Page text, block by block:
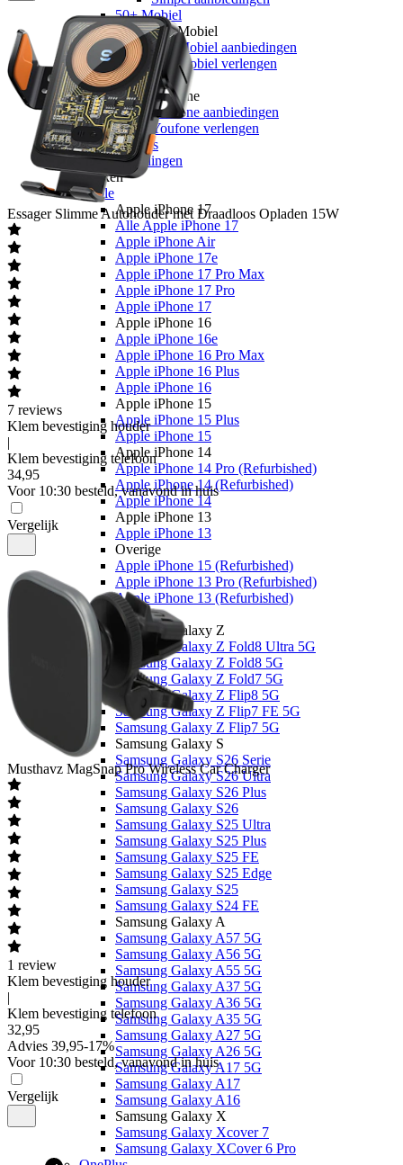
50+ Mobiel
50+ Mobiel
50+ Mobiel aanbiedingen
50+ Mobiel verlengen
Youfone
Youfone
Youfone aanbiedingen
Youfone verlengen
Alle telefoons
Alle aanbiedingen
Merken
Apple
Apple iPhone 17
Alle Apple iPhone 17
Apple iPhone Air
Apple iPhone 17e
Apple iPhone 17 Pro Max
Apple iPhone 17 Pro
Apple iPhone 17
Apple iPhone 16
Apple iPhone 16e
Apple iPhone 16 Pro Max
Apple iPhone 16 Plus
Apple iPhone 16
Apple iPhone 15
Apple iPhone 15 Plus
Apple iPhone 15
Apple iPhone 14
Apple iPhone 14 Pro (Refurbished)
Apple iPhone 14 (Refurbished)
Apple iPhone 14
Apple iPhone 13
Apple iPhone 13
Overige
Apple iPhone 15 (Refurbished)
Apple iPhone 13 Pro (Refurbished)
Apple iPhone 13 (Refurbished)
Samsung
Samsung Galaxy Z
Samsung Galaxy Z Fold8 Ultra 5G
Samsung Galaxy Z Fold8 5G
Samsung Galaxy Z Fold7 5G
Samsung Galaxy Z Flip8 5G
Samsung Galaxy Z Flip7 FE 5G
Samsung Galaxy Z Flip7 5G
Samsung Galaxy S
Samsung Galaxy S26 Serie
Samsung Galaxy S26 Ultra
Samsung Galaxy S26 Plus
Samsung Galaxy S26
Samsung Galaxy S25 Ultra
Samsung Galaxy S25 Plus
Samsung Galaxy S25 FE
Samsung Galaxy S25 Edge
Samsung Galaxy S25
Samsung Galaxy S24 FE
Samsung Galaxy A
Samsung Galaxy A57 5G
Samsung Galaxy A56 5G
Samsung Galaxy A55 5G
Samsung Galaxy A37 5G
Samsung Galaxy A36 5G
Samsung Galaxy A35 5G
Samsung Galaxy A27 5G
Samsung Galaxy A26 5G
Samsung Galaxy A17 5G
Samsung Galaxy A17
Samsung Galaxy A16
Samsung Galaxy X
Samsung Galaxy Xcover 7
Samsung Galaxy XCover 6 Pro
Essager Slimme Autohouder met Draadloos Opladen 15W
7 reviews
Klem bevestiging houder
|
Klem bevestiging telefoon
34,95
Voor 10:30 besteld, vanavond in huis
Vergelijk
Musthavz MagSnap Pro Wireless Car Charger
1 review
Klem bevestiging houder
|
Klem bevestiging telefoon
32,95
Advies 39,95-17%
Voor 10:30 besteld, vanavond in huis
Vergelijk